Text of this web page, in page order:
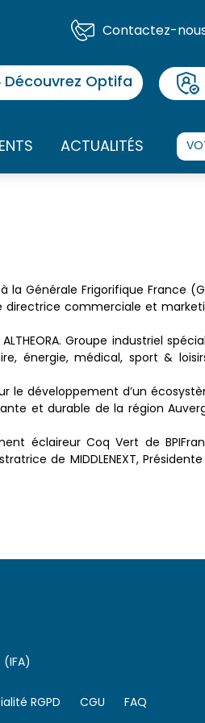
Contactez-
Découvrez Optifa
ACTUALITÉS
à la Générale Frigorifique France
directrice commerciale et
Groupe industriel
énergie, médical, sport &
le développement d’un
et durable de la région
éclaireur Coq Vert de
de MIDDLENEXT,
RGPD CGU FAQ